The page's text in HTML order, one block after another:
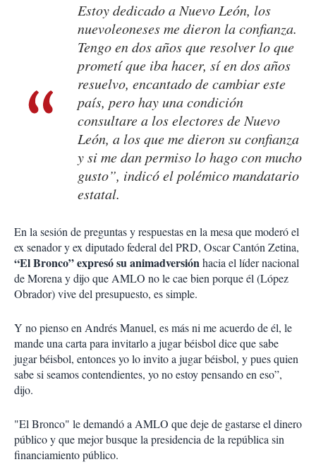
Estoy dedicado a Nuevo León, los
nuevoleoneses me dieron la confianza.
Tengo en dos años que resolver lo que
prometí que iba hacer, sí en dos años
resuelvo, encantado de cambiar este
país, pero hay una condición
consultare a los electores de Nuevo
León, a los que me dieron su confianza
y si me dan permiso lo hago con mucho
gusto”, indicó el polémico mandatario
estatal.
En la sesión de preguntas y respuestas en la mesa que moderó el
ex senador y ex diputado federal del PRD, Oscar Cantón Zetina,
“El Bronco” expresó su animadversiónhacia el líder nacional
de Morena y dijo que AMLO no le cae bien porque él (López
Obrador) vive del presupuesto, es simple.
Y no pienso en Andrés Manuel, es más ni me acuerdo de él, le
mande una carta para invitarlo a jugar béisbol dice que sabe
jugar béisbol, entonces yo lo invito a jugar béisbol, y pues quien
sabe si seamos contendientes, yo no estoy pensando en eso”,
dijo.
"El Bronco" le demandó a AMLO que deje de gastarse el dinero
público y que mejor busque la presidencia de la república sin
financiamiento público.